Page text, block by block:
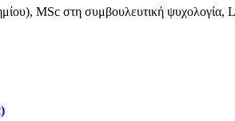
MSc στη συμβουλευτική ψυχολογία,